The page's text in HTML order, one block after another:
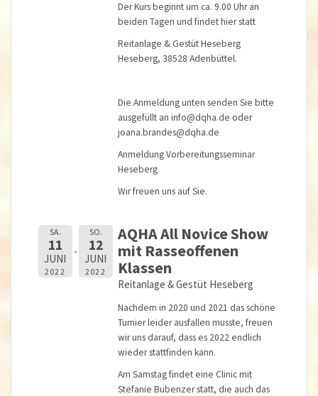
Der Kurs beginnt um ca. 9.00 Uhr an
beiden Tagen und findet hier statt
Reitanlage & Gestüt Heseberg
Heseberg, 38528 Adenbüttel.
Die Anmeldung unten senden Sie bitte
ausgefüllt an info@dqha.de oder
joana.brandes@dqha.de
Anmeldung Vorbereitungsseminar
Heseberg
Wir freuen uns auf Sie.
SA.
11
JUNI
2022
SO.
12
JUNI
2022
AQHA All Novice Show
mit Rasseoffenen
Klassen
Reitanlage & Gestüt Heseberg
Nachdem in 2020 und 2021 das schöne
Turnier leider ausfallen musste, freuen
wir uns darauf, dass es 2022 endlich
wieder stattfinden kann.
Am Samstag findet eine Clinic mit
Stefanie Bubenzer statt, die auch das